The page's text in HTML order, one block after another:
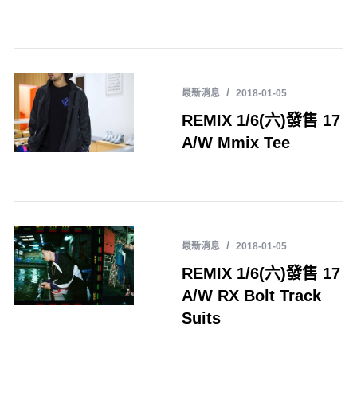
最新消息 2018-01-05
REMIX 1/6(六)發售 17
A/W Mmix Tee
最新消息 2018-01-05
REMIX 1/6(六)發售 17
A/W RX Bolt Track
Suits